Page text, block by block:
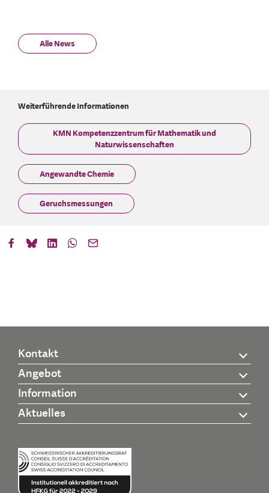
Alle News
Weiterführende Informationen
KMN Kompetenzzentrum für Mathematik und
Naturwissenschaften
Angewandte Chemie
Geruchsmessungen
Kontakt
Angebot
Information
Aktuelles